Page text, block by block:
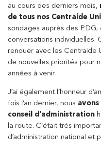
au cours des derniers mois,
de tous nos Centraide
sondages auprès des
conversations individuelles.
renouer avec les Centraide
de nouvelles priorités pour
années à venir.
J’ai également l’honneur
fois l’an dernier, nous
conseil d’administration
la route. C’était très
d’administration national et